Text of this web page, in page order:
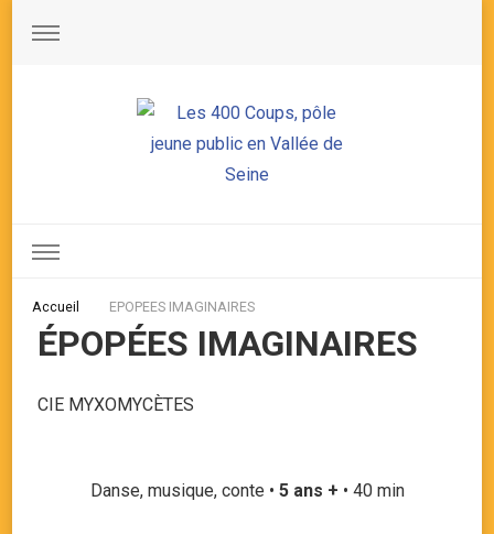
Accueil EPOPEES IMAGINAIRES
ÉPOPÉES IMAGINAIRES
CIE MYXOMYCÈTES
Danse, musique, conte • 5 ans + • 40 min